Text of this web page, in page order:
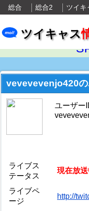
総合 総合2 ツイキ
ツイキャス
vevevevenjo420の
ユーザー
ライブス
テータス
現在放送
ライブペ
ージ
http://